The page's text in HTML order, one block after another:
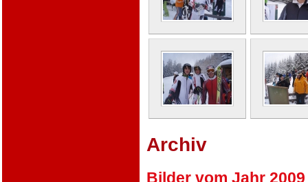
Archiv
Bilder vom Jahr 2009